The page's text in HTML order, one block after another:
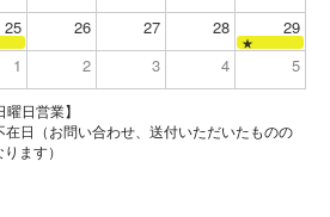
25 26 27 28 29
★
1 2 3 4 5
筋店のみ日曜日営業】
在日（お問い合わせ、送付いただいたものの
ます）